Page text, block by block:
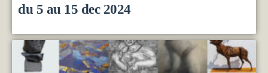
du 5 au 15 dec 2024